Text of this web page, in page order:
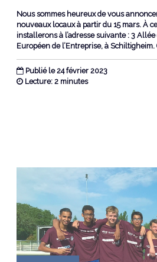
Nous sommes heureux de vous
nouveaux locaux à partir du 15 mars. À
installerons à l’adresse suivante : 3 Allée
Européen de l’Entreprise, à Schiltigheim.
Publié le 24 février 2023
Lecture: 2 minutes